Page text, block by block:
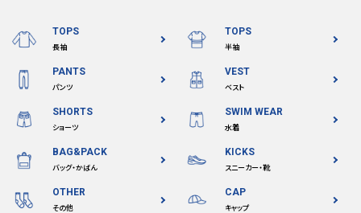
TOPS
長袖
TOPS
半袖
PANTS
パンツ
VEST
ベスト
SHORTS
ショーツ
SWIM WEAR
水着
BAG&PACK
バッグ・かばん
KICKS
スニーカー・靴
OTHER
その他
CAP
キャップ